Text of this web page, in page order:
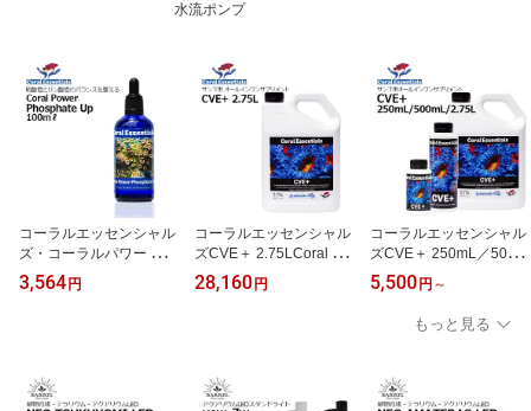
水流ポンプ
コーラルエッセンシャル
ズ・コーラルパワー フォ
スフェート アップ 100m
LCoral Essentials Coral
3,564 円
コーラルエッセンシャル
ズCVE＋ 2.75LCoral Ess
entials CVE＋
28,160 円
コーラルエッセンシャル
ズCVE＋ 250mL／500m
L／2.75L
5,500 円 ～
もっと見る